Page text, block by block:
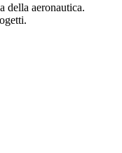
della aeronautica.